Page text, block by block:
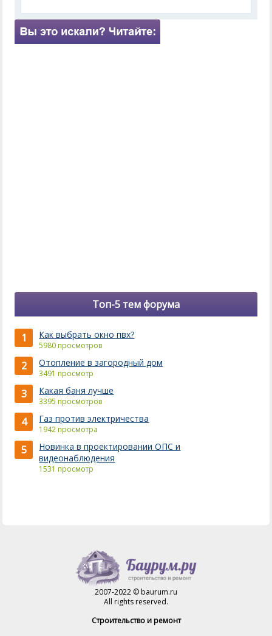
Топ-5 тем форума
1 Как выбрать окно пвх?
5980 просмотров
2 Отопление в загородный дом
3491 просмотр
3 Какая баня лучше
3395 просмотров
4 Газ против электричества
1942 просмотра
5
Новинка в проектировании ОПС и
видеонаблюдения
1531 просмотр
2007-2022 © baurum.ru
All rights reserved.
Строительство и ремонт